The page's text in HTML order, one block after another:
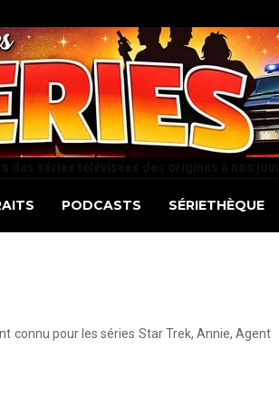
PODCASTS SÉRIETHÈQUE
connu pour les séries Star Trek, Annie, Agent